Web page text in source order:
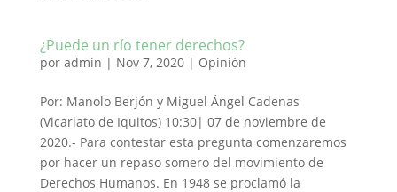
¿Puede un río tener derechos?
por admin | Nov 7, 2020| Opinión
Por: Manolo Berjón y Miguel Ángel Cadenas
(Vicariato de Iquitos) 10:30| 07 de noviembre de
2020.- Para contestar esta pregunta comenzaremos
por hacer un repaso somero del movimiento de
Derechos Humanos. En 1948 se proclamó la